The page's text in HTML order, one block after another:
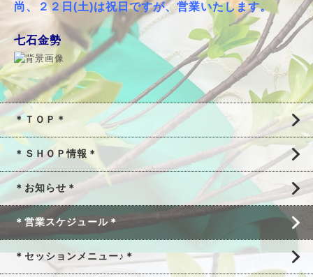
尚、２２日(土)は祝日ですが、営業いたします。
七石金勢
＊ＴＯＰ＊
＊ＳＨＯＰ情報＊
＊お知らせ＊
＊営業スケジュール＊
＊セッションメニュー♪＊